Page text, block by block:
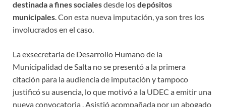
destinada a fines socialesdesde losdepósitos
municipales. Con esta nueva imputación, ya son tres los
involucrados en el caso.
La exsecretaria de Desarrollo Humano de la
Municipalidad de Salta no se presentó a la primera
citación para la audiencia de imputación y tampoco
justificó su ausencia, lo que motivó a la UDEC a emitir una
nueva convocatoria . Asistió acompañada por un abogado